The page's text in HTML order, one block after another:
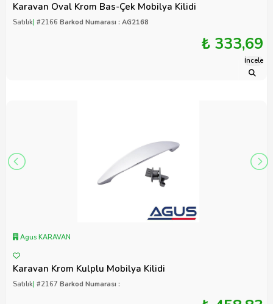
Karavan Oval Krom Bas-Çek Mobilya Kilidi
Satılık| #2166 Barkod Numarası : AG2168
₺ 333,69
İncele
Agus KARAVAN
Karavan Krom Kulplu Mobilya Kilidi
Satılık| #2167 Barkod Numarası :